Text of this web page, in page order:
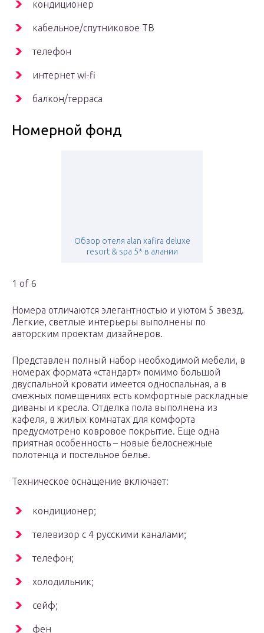
кондиционер
кабельное/спутниковое ТВ
телефон
интернет wi-fi
балкон/терраса
Номерной фонд
Обзор отеля alan xafira deluxe
resort & spa 5* в алании
1 of 6
Номера отличаются элегантностью и уютом 5 звезд.
Легкие, светлые интерьеры выполнены по
авторским проектам дизайнеров.
Представлен полный набор необходимой мебели, в
номерах формата «стандарт» помимо большой
двуспальной кровати имеется односпальная, а в
смежных помещениях есть комфортные раскладные
диваны и кресла. Отделка пола выполнена из
кафеля, в жилых комнатах для комфорта
предусмотрено ковровое покрытие. Еще одна
приятная особенность – новые белоснежные
полотенца и постельное белье.
Техническое оснащение включает:
кондиционер;
телевизор с 4 русскими каналами;
телефон;
холодильник;
сейф;
фен